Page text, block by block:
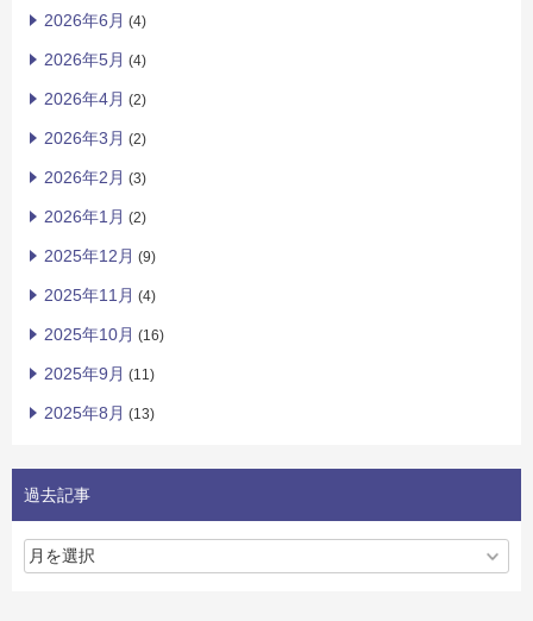
2026年6月 (4)
2026年5月 (4)
2026年4月 (2)
2026年3月 (2)
2026年2月 (3)
2026年1月 (2)
2025年12月 (9)
2025年11月 (4)
2025年10月 (16)
2025年9月 (11)
2025年8月 (13)
過去記事